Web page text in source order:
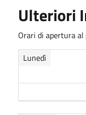
Ulteriori
Orari di apertura al
Lunedì